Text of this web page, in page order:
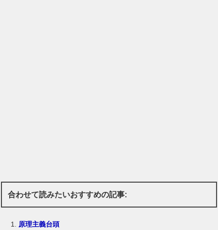
合わせて読みたいおすすめの記事:
原理主義台頭